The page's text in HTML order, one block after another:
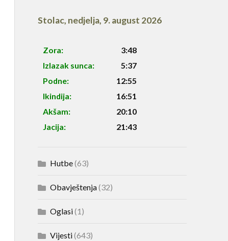
Stolac, nedjelja, 9. august 2026
Zora:
3:48
Izlazak sunca:
5:37
Podne:
12:55
Ikindija:
16:51
Akšam:
20:10
Jacija:
21:43
Hutbe(63)
Obavještenja(32)
Oglasi(1)
Vijesti(643)